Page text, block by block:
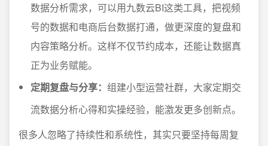
数据分析需求，可以用九数云BI这类工具，把视频
号的数据和电商后台数据打通，做更深度的复盘和
内容策略分析。这样不仅节约成本，还能让数据真
正为业务赋能。
定期复盘与分享： 组建小型运营社群，大家定期交
流数据分析心得和实操经验，能激发更多创新点。
很多人忽略了持续性和系统性，其实只要坚持每周复